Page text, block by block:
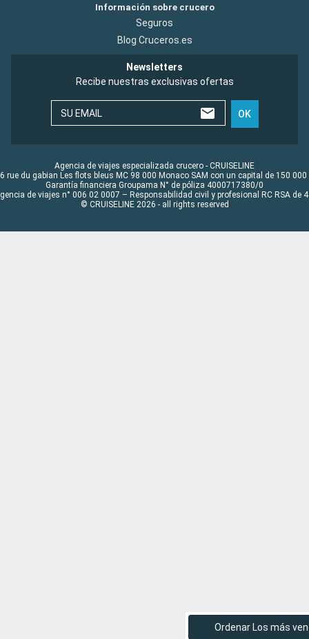
Ordenar Los más
Información sobre crucero
Seguros
Blog Cruceros.es
Newsletters
Recibe nuestras exclusivas ofertas
SU EMAIL OK
Agencia de viajes especializada crucero - CRUISELINE
rue du gabian Les flots bleus MC 98 000 Monaco SAM con un capital de 150 000
Garantía financiera Groupama N° de póliza 4000717380/0
de viajes n° 006 02 0007 – Responsabilidad civil y profesional RC RSA de
© CRUISELINE 2026 - all rights reserved